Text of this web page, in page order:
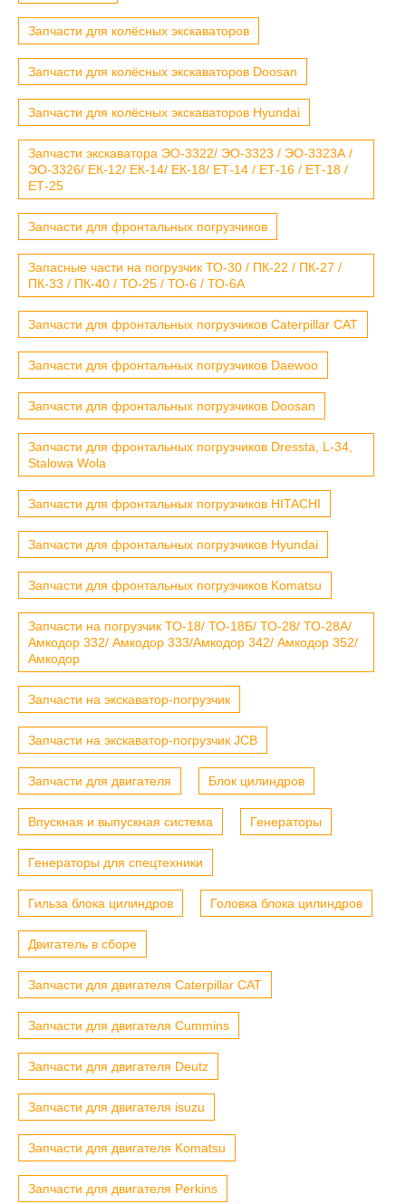
Запчасти для колёсных экскаваторов
Запчасти для колёсных экскаваторов Doosan
Запчасти для колёсных экскаваторов Hyundai
Запчасти экскаватора ЭО-3322/ ЭО-3323 / ЭО-3323А /
ЭО-3326/ ЕК-12/ ЕК-14/ ЕК-18/ ЕТ-14 / ЕТ-16 / ЕТ-18 /
ЕТ-25
Запчасти для фронтальных погрузчиков
Запасные части на погрузчик ТО-30 / ПК-22 / ПК-27 /
ПК-33 / ПК-40 / ТО-25 / ТО-6 / ТО-6А
Запчасти для фронтальных погрузчиков Caterpillar CAT
Запчасти для фронтальных погрузчиков Daewoo
Запчасти для фронтальных погрузчиков Doosan
Запчасти для фронтальных погрузчиков Dressta, L-34,
Stalowa Wola
Запчасти для фронтальных погрузчиков HITACHI
Запчасти для фронтальных погрузчиков Hyundai
Запчасти для фронтальных погрузчиков Komatsu
Запчасти на погрузчик ТО-18/ ТО-18Б/ ТО-28/ ТО-28А/
Амкодор 332/ Амкодор 333/Амкодор 342/ Амкодор 352/
Амкодор
Запчасти на экскаватор-погрузчик
Запчасти на экскаватор-погрузчик JCB
Запчасти для двигателя Блок цилиндров
Впускная и выпускная система Генераторы
Генераторы для спецтехники
Гильза блока цилиндров Головка блока цилиндров
Двигатель в сборе
Запчасти для двигателя Caterpillar CAT
Запчасти для двигателя Cummins
Запчасти для двигателя Deutz
Запчасти для двигателя isuzu
Запчасти для двигателя Komatsu
Запчасти для двигателя Perkins